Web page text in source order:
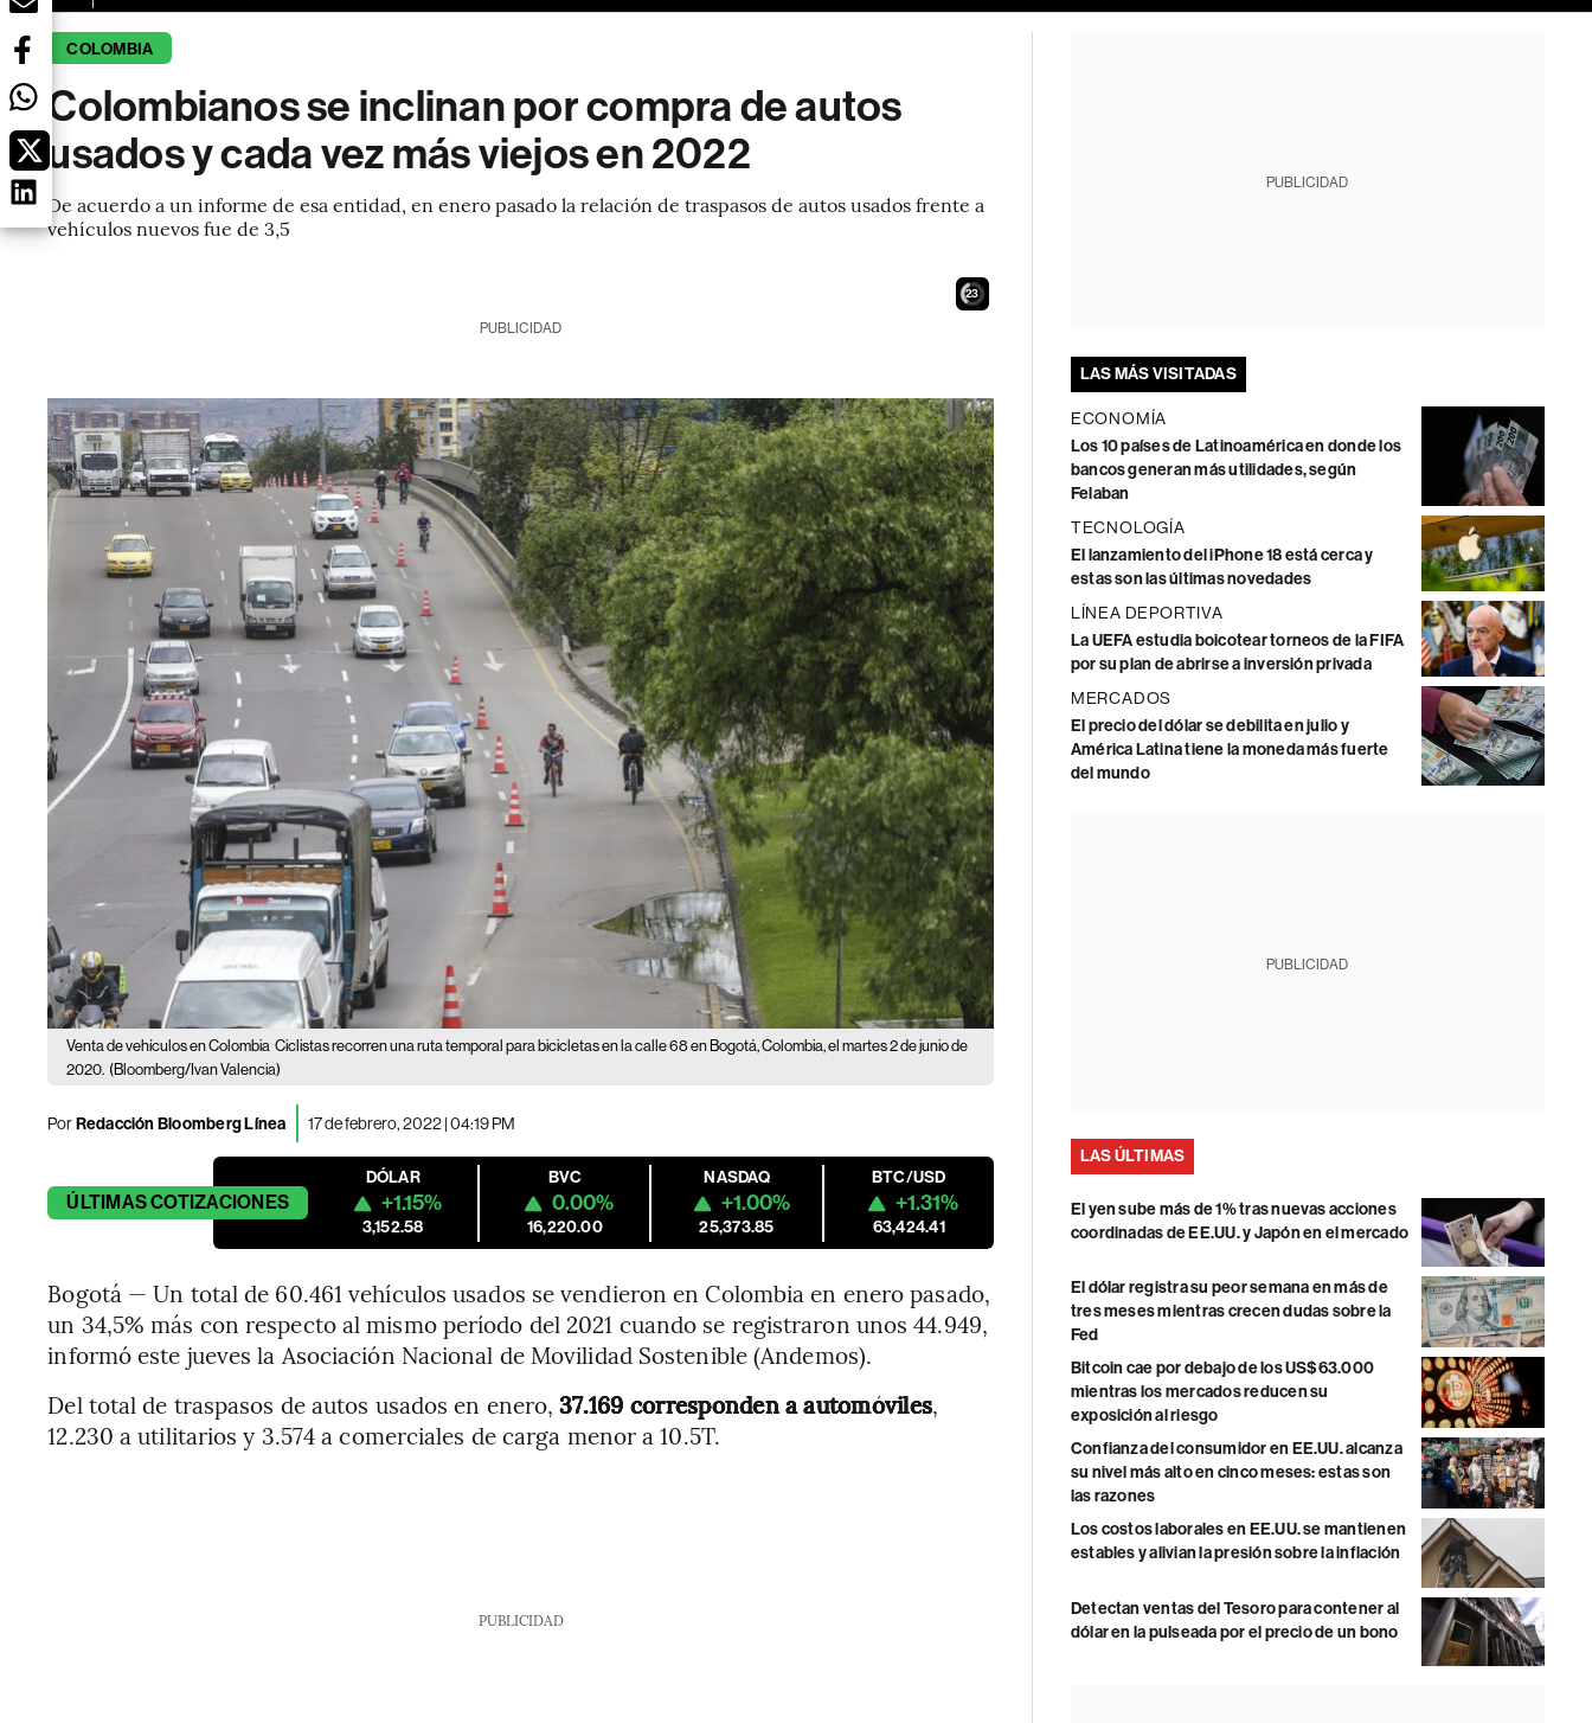
COLOMBIA
Colombianos se inclinan por compra de autos
usados y cada vez más viejos en 2022
De acuerdo a un informe de esa entidad, en enero pasado la relación de traspasos de autos usados frente a
vehículos nuevos fue de 3,5
21
PUBLICIDAD
Venta de vehículos en Colombia Ciclistas recorren una ruta temporal para bicicletas en la calle 68 en Bogotá, Colombia, el martes 2 de junio de
2020. (Bloomberg/Ivan Valencia)
PorRedacción Bloomberg Línea 17 de febrero, 2022 | 04:19 PM
ÚLTIMASCOTIZACIONES
DÓLAR
+1.15%
3,152.58
BVC
0.00%
16,220.00
NASDAQ
+1.00%
25,373.85
BTC/USD
+1.31%
63,424.41
Bogotá — Un total de 60.461 vehículos usados se vendieron en Colombia en enero pasado,
un 34,5% más con respecto al mismo período del 2021 cuando se registraron unos 44.949,
informó este jueves la Asociación Nacional de Movilidad Sostenible (Andemos).
Del total de traspasos de autos usados en enero,37.169 corresponden a automóviles,
12.230 a utilitarios y 3.574 a comerciales de carga menor a 10.5T.
PUBLICIDAD
PUBLICIDAD
LAS MÁS VISITADAS
ECONOMÍA
Los 10 países de Latinoamérica en donde los
bancos generan más utilidades, según
Felaban
TECNOLOGÍA
El lanzamiento del iPhone 18 está cerca y
estas son las últimas novedades
LÍNEA DEPORTIVA
La UEFA estudia boicotear torneos de la FIFA
por su plan de abrirse a inversión privada
MERCADOS
El precio del dólar se debilita en julio y
América Latina tiene la moneda más fuerte
del mundo
PUBLICIDAD
LAS ÚLTIMAS
El yen sube más de 1% tras nuevas acciones
coordinadas de EE.UU. y Japón en el mercado
El dólar registra su peor semana en más de
tres meses mientras crecen dudas sobre la
Fed
Bitcoin cae por debajo de los US$63.000
mientras los mercados reducen su
exposición al riesgo
Confianza del consumidor en EE.UU. alcanza
su nivel más alto en cinco meses: estas son
las razones
Los costos laborales en EE.UU. se mantienen
estables y alivian la presión sobre la inflación
Detectan ventas del Tesoro para contener al
dólar en la pulseada por el precio de un bono